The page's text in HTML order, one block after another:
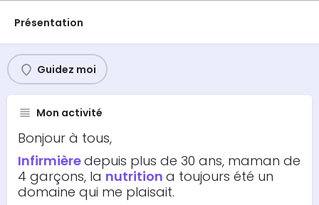
Présentation
Guidez moi
Mon activité
Bonjour à tous,
Infirmièredepuis plus de 30 ans, maman de
4 garçons, la nutrition a toujours été un
domaine qui me plaisait.